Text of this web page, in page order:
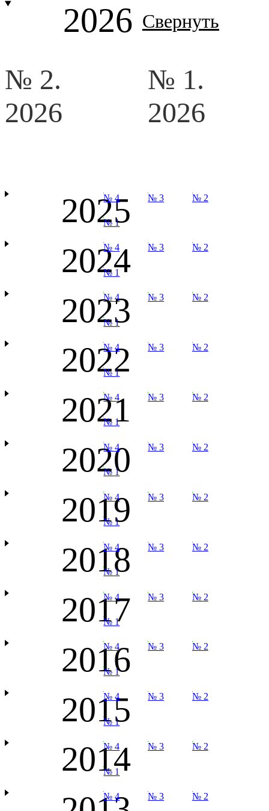
2026 Свернуть
№ 2.
2026
№ 1.
2026
2025
№ 4 № 3 № 2
№ 1
2024
№ 4 № 3 № 2
№ 1
2023
№ 4 № 3 № 2
№ 1
2022
№ 4 № 3 № 2
№ 1
2021
№ 4 № 3 № 2
№ 1
2020
№ 4 № 3 № 2
№ 1
2019
№ 4 № 3 № 2
№ 1
2018
№ 4 № 3 № 2
№ 1
2017
№ 4 № 3 № 2
№ 1
2016
№ 4 № 3 № 2
№ 1
2015
№ 4 № 3 № 2
№ 1
2014
№ 4 № 3 № 2
№ 1
№ 4 № 3 № 2